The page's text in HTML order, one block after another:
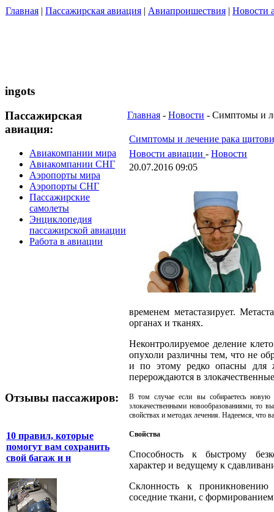
Главная | Пассажирская авиация | Авиапроишествия | Новости
ingots
Пассажирская
авиация:
Авиакомпании мира
Авиакомпании СНГ
Аэропорты мира
Аэропорты СНГ
Пассажирские
самолеты
Энциклопедия
пассажирской авиации
Работа в авиации
Отзывы пассажиров:
10 правил, которые
помогут вам сохранить
свой багаж и н
Главная - Новости - Симптомы и
Симптомы и лечение рака
Новости авиации - Новости
20.07.2016 09:05
временем метастазирует.
органах и тканях.
Неконтролируемое деление
опухоли различны тем, что не
и по этому редко опасны для
перерождаются в
В том случае если вы собираетесь
злокачественными новообразованиями, то
свойствах и методах лечения. Надеемся, что
Свойства
Cпособность к быстрому
характер и ведущему к
Склонность к проникновению
соседние ткани, с